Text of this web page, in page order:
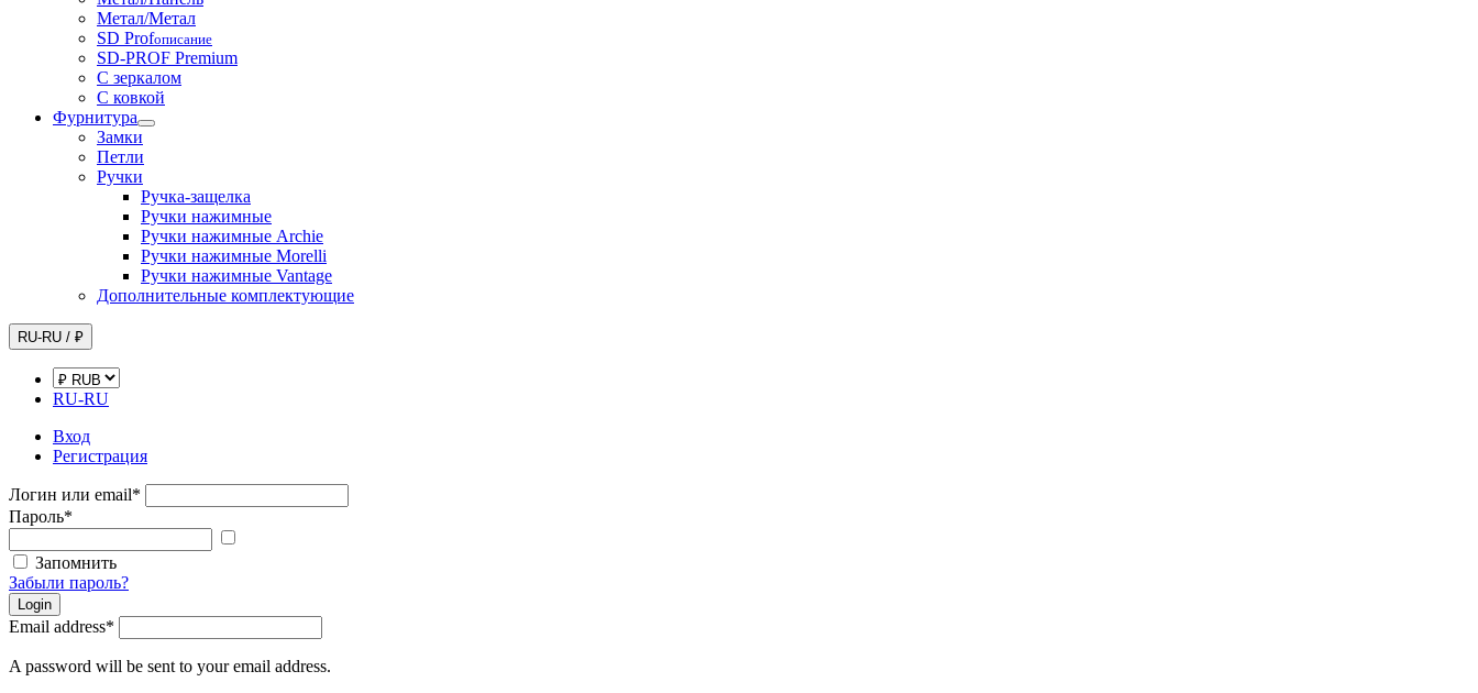
Метал/Метал
SD Profописание
SD-PROF Premium
С зеркалом
С ковкой
Фурнитура
Замки
Петли
Ручки
Ручка-защелка
Ручки нажимные
Ручки нажимные Archie
Ручки нажимные Morelli
Ручки нажимные Vantage
Дополнительные комплектующие
RU-RU / ₽
RU-RU
Вход
Регистрация
Логин или email*
Пароль*
Запомнить
Забыли пароль?
Login
Email address*
A password will be sent to your email address.